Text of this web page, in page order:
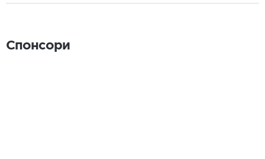
Спонсори